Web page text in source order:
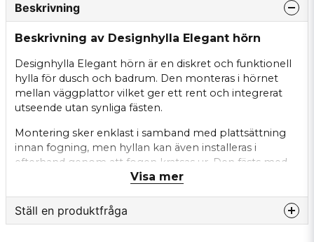
Beskrivning
Beskrivning av Designhylla Elegant hörn
Designhylla Elegant hörn är en diskret och funktionell
hylla för dusch och badrum. Den monteras i hörnet
mellan väggplattor vilket ger ett rent och integrerat
utseende utan synliga fästen.
Montering sker enklast i samband med plattsättning
innan fogning, men hyllan kan även installeras i
efterhand genom att fogen kratsas ur. Den fästs med
silikon vilket gör installationen både smidig och flexibel.
moderna och klassiska badrum. Den erbjuder praktisk
Visa mer
Ställ en produktfråga